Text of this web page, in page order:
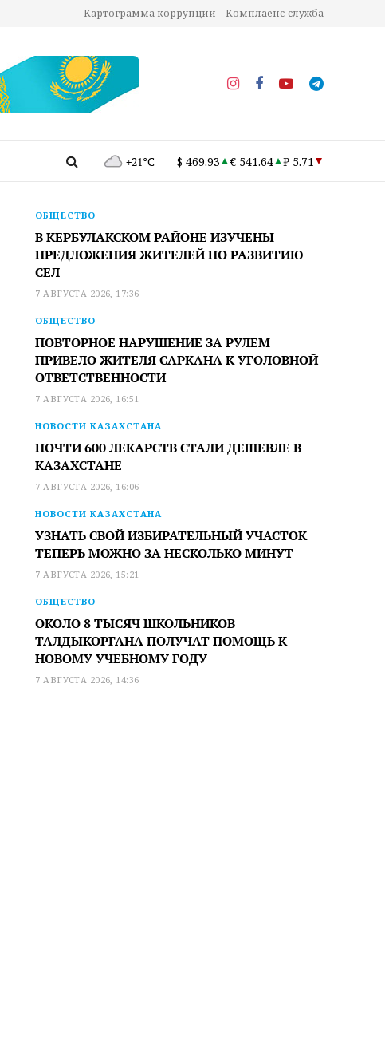
Картограмма коррупции Комплаенс-служба
+21°C $ 469.93 € 541.64 ₽ 5.71
ОБЩЕСТВО
В КЕРБУЛАКСКОМ РАЙОНЕ ИЗУЧЕНЫ
ПРЕДЛОЖЕНИЯ ЖИТЕЛЕЙ ПО РАЗВИТИЮ
СЕЛ
7 АВГУСТА 2026, 17:36
ОБЩЕСТВО
ПОВТОРНОЕ НАРУШЕНИЕ ЗА РУЛЕМ
ПРИВЕЛО ЖИТЕЛЯ САРКАНА К УГОЛОВНОЙ
ОТВЕТСТВЕННОСТИ
7 АВГУСТА 2026, 16:51
НОВОСТИ КАЗАХСТАНА
ПОЧТИ 600 ЛЕКАРСТВ СТАЛИ ДЕШЕВЛЕ В
КАЗАХСТАНЕ
7 АВГУСТА 2026, 16:06
НОВОСТИ КАЗАХСТАНА
УЗНАТЬ СВОЙ ИЗБИРАТЕЛЬНЫЙ УЧАСТОК
ТЕПЕРЬ МОЖНО ЗА НЕСКОЛЬКО МИНУТ
7 АВГУСТА 2026, 15:21
ОБЩЕСТВО
ОКОЛО 8 ТЫСЯЧ ШКОЛЬНИКОВ
ТАЛДЫКОРГАНА ПОЛУЧАТ ПОМОЩЬ К
НОВОМУ УЧЕБНОМУ ГОДУ
7 АВГУСТА 2026, 14:36